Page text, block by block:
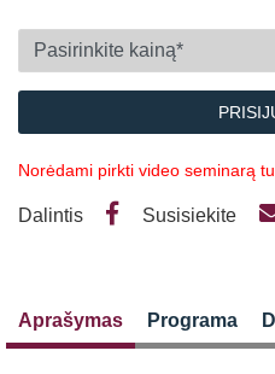
Norėdami pirkti video seminarą
Dalintis Susisiekite
Aprašymas Programa